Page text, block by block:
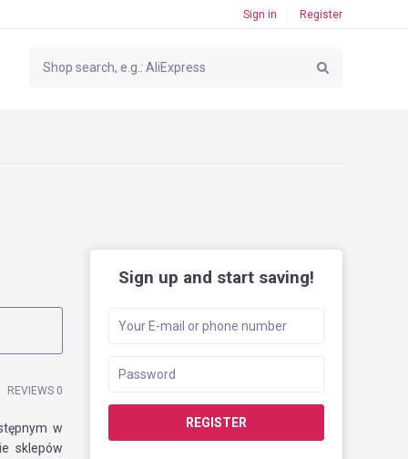
Sign in Register
Sign up and start saving!
REGISTER
REVIEWS 0
w
sklepów